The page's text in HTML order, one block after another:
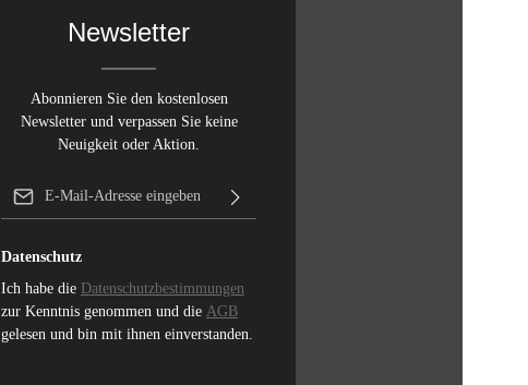
Newsletter
Abonnieren Sie den kostenlosen
Newsletter und verpassen Sie keine
Neuigkeit oder Aktion.
Datenschutz
Ich habe die Datenschutzbestimmungen
zur Kenntnis genommen und die AGB
gelesen und bin mit ihnen einverstanden.